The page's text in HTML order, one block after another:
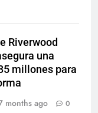
Riverwood
una
millones para
months ago 0